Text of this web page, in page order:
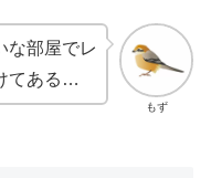
もず
な部屋でレ
てある…